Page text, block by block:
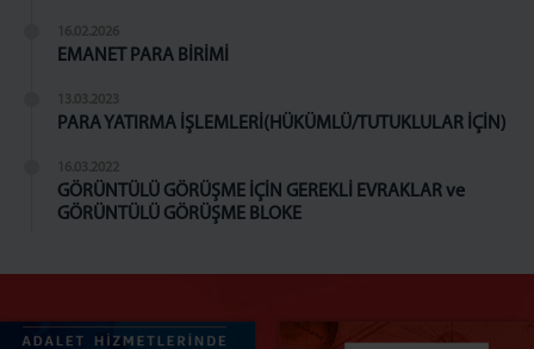
16.02.2026
EMANET PARA BİRİMİ
13.03.2023
PARA YATIRMA İŞLEMLERİ(HÜKÜMLÜ/TUTUKLULAR İÇİN)
16.03.2022
GÖRÜNTÜLÜ GÖRÜŞME İÇİN GEREKLİ EVRAKLAR ve
GÖRÜNTÜLÜ GÖRÜŞME BLOKE